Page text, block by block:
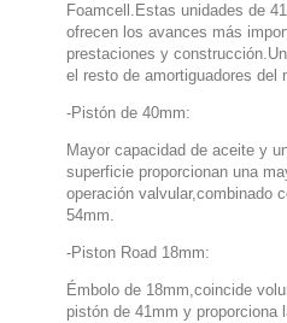
Foamcell.Estas unidades de
ofrecen los avances más
prestaciones y
el resto de amortiguadores del
-Pistón de 40mm:
Mayor capacidad de aceite y
superficie proporcionan una
operación valvular,combinado
54mm.
-Piston Road 18mm:
Émbolo de 18mm,coincide
pistón de 41mm y proporciona